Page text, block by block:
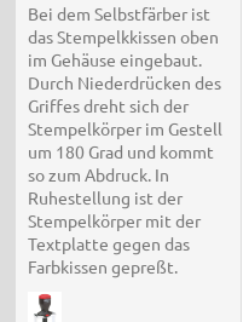
Bei dem Selbstfärber ist
das Stempelkkissen oben
im Gehäuse eingebaut.
Durch Niederdrücken des
Griffes dreht sich der
Stempelkörper im Gestell
um 180 Grad und kommt
so zum Abdruck. In
Ruhestellung ist der
Stempelkörper mit der
Textplatte gegen das
Farbkissen gepreßt.